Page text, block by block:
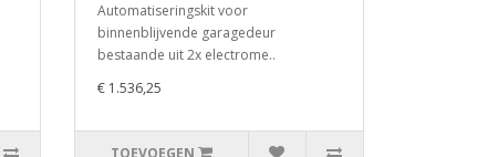
Automatiseringskit voor
binnenblijvende garagedeur
bestaande uit 2x electrome..
€ 1.536,25
TOEVOEGEN